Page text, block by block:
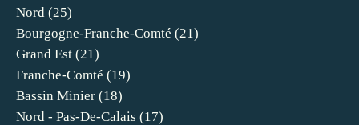
Nord (25)
Bourgogne-Franche-Comté (21)
Grand Est (21)
Franche-Comté (19)
Bassin Minier (18)
Nord - Pas-De-Calais (17)